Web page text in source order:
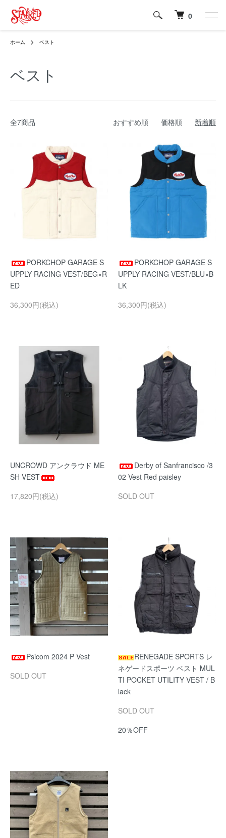
0
ホーム ベスト
ベスト
全7商品 おすすめ順 価格順 新着順
PORKCHOP GARAGE S
UPPLY RACING VEST/BEG×R
ED
36,300円(税込)
PORKCHOP GARAGE S
UPPLY RACING VEST/BLU×B
LK
36,300円(税込)
UNCROWD アンクラウド ME
SH VEST
17,820円(税込)
Derby of Sanfrancisco /3
02 Vest Red paisley
SOLD OUT
Psicom 2024 P Vest
SOLD OUT
RENEGADE SPORTS レ
ネゲードスポーツ ベスト MUL
TI POCKET UTILITY VEST / B
lack
SOLD OUT
20％OFF